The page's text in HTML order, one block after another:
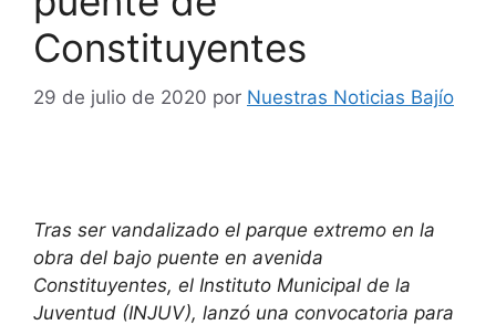
Constituyentes
29 de julio de 2020 por Nuestras Noticias Bajío
Tras ser vandalizado el parque extremo en la
obra del bajo puente en avenida
Constituyentes, el Instituto Municipal de la
Juventud (INJUV), lanzó una convocatoria para